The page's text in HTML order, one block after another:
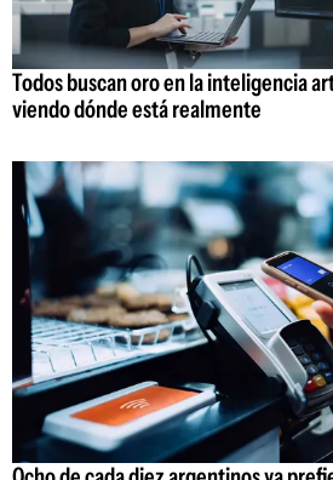
Todos buscan oro en la inteligencia
viendo dónde está realmente